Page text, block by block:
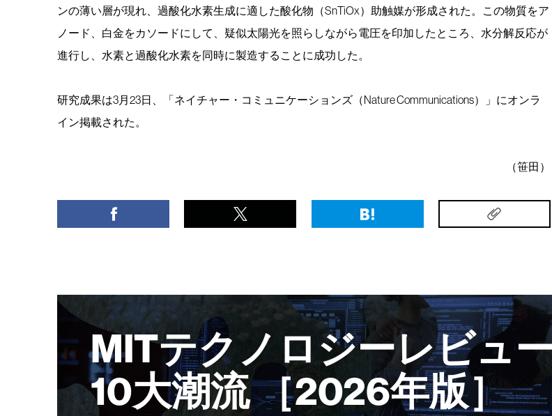
ンの薄い層が現れ、過酸化水素生成に適した酸化物（SnTiOx）助触媒が形成された。この物質をア
ノード、白金をカソードにして、疑似太陽光を照らしながら電圧を印加したところ、水分解反応が
進行し、水素と過酸化水素を同時に製造することに成功した。
研究成果は3月23日、「ネイチャー・コミュニケーションズ（Nature Communications）」にオンラ
イン掲載された。
（笹田）
MITテクノロジーレビュ
10大潮流 ［2026年版］